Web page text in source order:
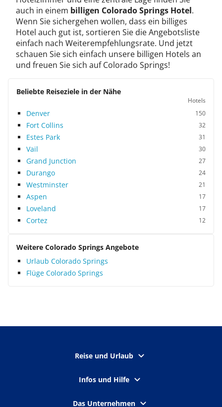
auch in einem billigen Colorado Springs Hotel.
Wenn Sie sichergehen wollen, dass ein billiges
Hotel auch gut ist, sortieren Sie die Angebotsliste
einfach nach Weiterempfehlungsrate. Und jetzt
schauen Sie sich einfach unsere billigen Hotels an
und freuen Sie sich auf Colorado Springs!
Beliebte Reiseziele in der Nähe
Hotels
Denver 150
Fort Collins 32
Estes Park 31
Vail 30
Grand Junction 27
Durango 24
Westminster 21
Aspen 17
Loveland 17
Cortez 12
Weitere Colorado Springs Angebote
Urlaub Colorado Springs
Flüge Colorado Springs
Reise und Urlaub
Infos und Hilfe
Das Unternehmen